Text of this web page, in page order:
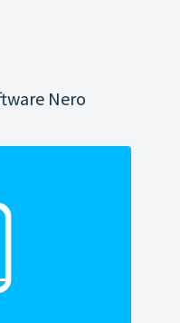
Nero